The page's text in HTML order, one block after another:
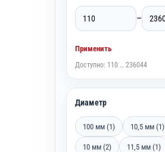
–
Применить
Доступно: 110 … 236044
Диаметр
100 мм (1) 10,5 мм (1)
10 мм (2) 11,5 мм (1)